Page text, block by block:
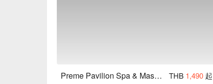
Preme Pavilion Spa & Massage (Iconsiam) THB 1,490 起